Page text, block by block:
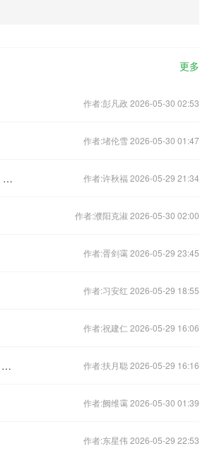
更多
作者:彭凡政 2026-05-30 02:53
作者:堵伦雪 2026-05-30 01:47
“猪肉抗生素超标38倍”双汇子公司起底：年利润超七千万，曾向学校、养老院供货 作者:许秋福 2026-05-29 21:34
作者:濮阳克淑 2026-05-30 02:00
作者:胥剑霭 2026-05-29 23:45
作者:习安红 2026-05-29 18:55
作者:祝建仁 2026-05-29 16:06
美日印澳“严重关切”南海局势，你们不惹事不就没这些事了吗？ 作者:扶月聪 2026-05-29 16:16
作者:阙维霭 2026-05-30 01:39
作者:东星伟 2026-05-29 22:53